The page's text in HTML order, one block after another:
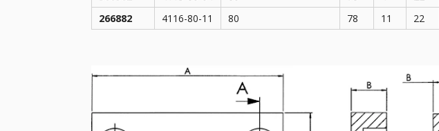
266882
4116-80-11 80 78 11 22